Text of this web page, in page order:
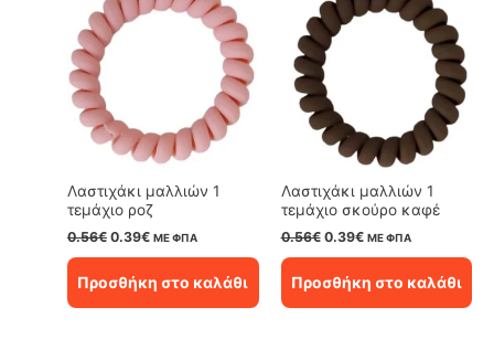
Λαστιχάκι μαλλιών 1
τεμάχιο ροζ
0.56€ Original
0.56€.
0.39€Η
είναι:
0.39€.
ΜΕ ΦΠΑ
Προσθήκη στο καλάθι
Λαστιχάκι μαλλιών 1
τεμάχιο σκούρο καφέ
0.56€ Original
0.56€.
0.39€Η
είναι:
0.39€.
ΜΕ ΦΠΑ
Προσθήκη στο καλάθι